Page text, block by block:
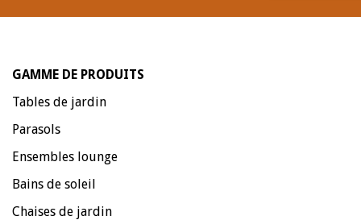
GAMME DE PRODUITS
Tables de jardin
Parasols
Ensembles lounge
Bains de soleil
Chaises de jardin